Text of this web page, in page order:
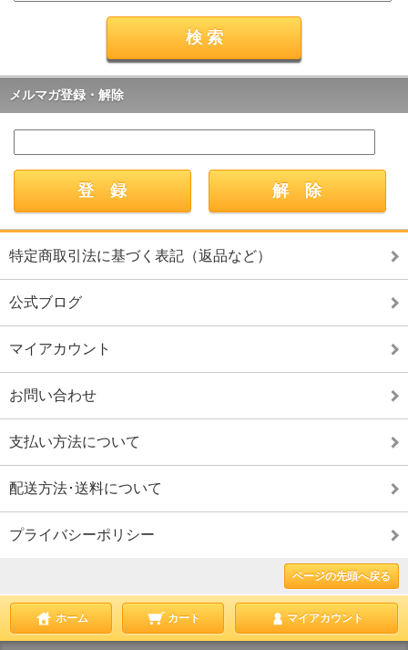
メルマガ登録・解除
特定商取引法に基づく表記（返品など）
公式ブログ
マイアカウント
お問い合わせ
支払い方法について
配送方法･送料について
プライバシーポリシー
ページの先頭へ戻る
ホーム カート マイアカウント